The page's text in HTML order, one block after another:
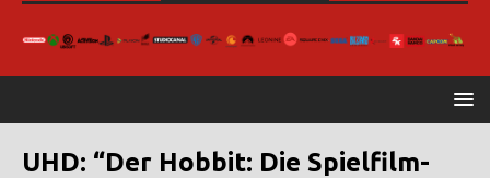
UHD: “Der Hobbit: Die Spielfilm-